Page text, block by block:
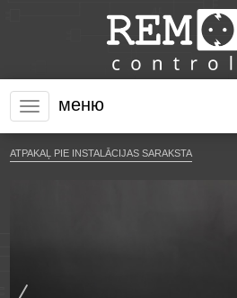
меню
ATPAKAĻ PIE INSTALĀCIJAS SARAKSTA